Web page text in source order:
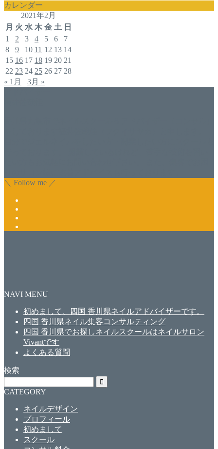
カレンダー
2021年2月
月 火 水 木 金 土 日
1
2 3 4 5 6
7
8
9 10 11 12 13 14
15 16 17 18 19 20 21
22 23 24 25 26 27 28
« 1月
3月 »
＼ Follow me ／
NAVI MENU
初めまして、四国 香川県ネイルアドバイザーです。
四国 香川県ネイル集客コンサルティング
四国 香川県でお探しネイルスクールはネイルサロン
Vivantです
よくある質問
検索
CATEGORY
ネイルデザイン
プロフィール
初めまして
スクール